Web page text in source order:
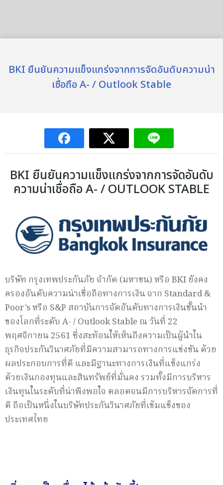
BKI ยืนยันความแข็งแกร่งจากการจัดอันดับความน่า
เชื่อถือ A- / Outlook Stable
BKI ยืนยันความแข็งแกร่งจากการจัดอันดับ
ความน่าเชื่อถือA- / OUTLOOK STABLE
บริษัท กรุงเทพประกันภัย จำกัด (มหาชน) หรือ BKI ยังคง
ครองอันดับความน่าเชื่อถือทางการเงิน จาก Standard &
Poor’s หรือ S&P สถาบันการจัดอันดับทางการเงินชั้นนำ
ของโลกที่ระดับ A- / Outlook Stable ณ วันที่ 22
พฤศจิกายน 2561 ซึ่งสะท้อนให้เห็นถึงความเป็นผู้นำใน
ธุรกิจประกันวินาศภัยที่มีความสามารถทางการแข่งขัน ด้วย
ผลประกอบการที่ดี และมีฐานะทางการเงินที่แข็งแกร่ง
ด้วยเงินกองทุนและสินทรัพย์ที่มั่นคง รวมทั้งมีการบริหาร
เงินทุนในระดับที่น่าพึงพอใจ ตลอดจนมีการบริหารจัดการที่
ดี ถือเป็นหนึ่งในบริษัทประกันวินาศภัยที่เข้มแข็งของ
ประเทศไทย